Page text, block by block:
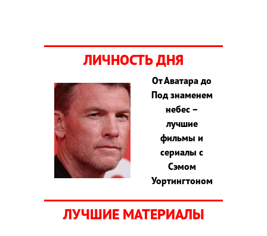
ЛИЧНОСТЬ ДНЯ
От Аватара до
Под знаменем
небес –
лучшие
фильмы и
сериалы с
Сэмом
Уортингтоном
ЛУЧШИЕ МАТЕРИАЛЫ